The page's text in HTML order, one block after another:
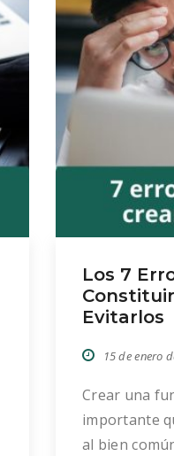
Los 7
Evitarlos
15 de enero
Crear una
importante
al bien